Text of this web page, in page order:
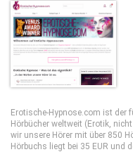
Erotische-Hypnose.com ist der
Hörbücher weltweit (Erotik,
wir unsere Hörer mit über 850
Hörbuchs liegt bei 35 EUR und